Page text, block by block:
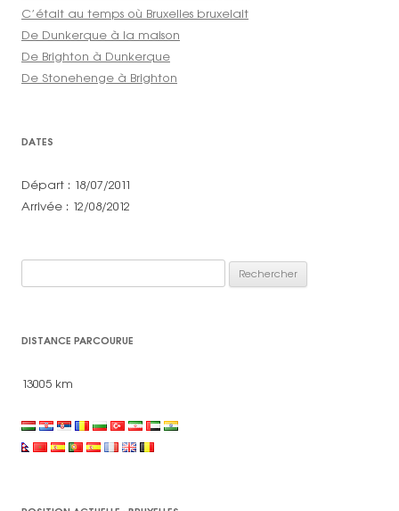
C’était au temps où Bruxelles bruxelait
De Dunkerque à la maison
De Brighton à Dunkerque
De Stonehenge à Brighton
DATES
Départ : 18/07/2011
Arrivée : 12/08/2012
DISTANCE PARCOURUE
13005 km